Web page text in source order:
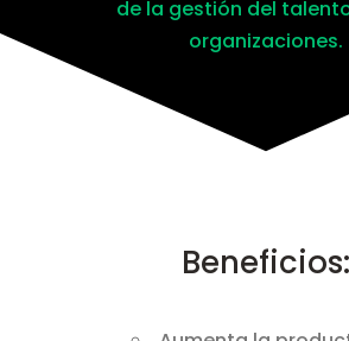
de la gestión del
organizaciones.
Beneficios: